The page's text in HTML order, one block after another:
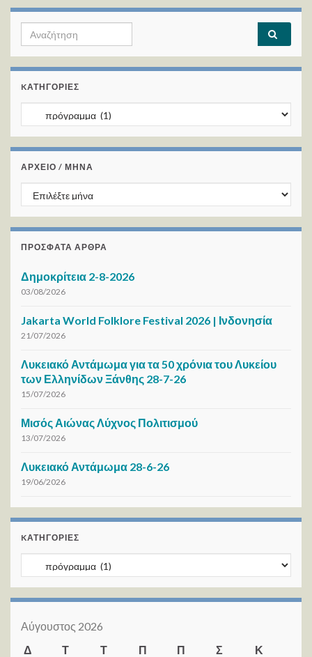
Search for:
KΑΤΗΓΟΡΊΕΣ
Kατηγορίες
ΑΡΧΕΙΟ / ΜΗΝΑ
ΑΡΧΕΙΟ / ΜΗΝΑ
ΠΡΌΣΦΑΤΑ ΆΡΘΡΑ
Δημοκρίτεια 2-8-2026
03/08/2026
Jakarta World Folklore Festival 2026 | Ινδονησία
21/07/2026
Λυκειακό Αντάμωμα για τα 50 χρόνια του Λυκείου
των Ελληνίδων Ξάνθης 28-7-26
15/07/2026
Μισός Αιώνας Λύχνος Πολιτισμού
13/07/2026
Λυκειακό Αντάμωμα 28-6-26
19/06/2026
KΑΤΗΓΟΡΊΕΣ
Kατηγορίες
Αύγουστος 2026
Δ
Τ Τ Π Π Σ
Κ